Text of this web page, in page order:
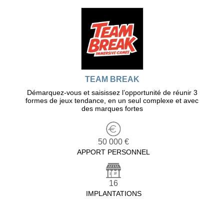
TEAM BREAK
Démarquez-vous et saisissez l’opportunité de réunir 3
formes de jeux tendance, en un seul complexe et avec
des marques fortes
50 000 €
APPORT PERSONNEL
16
IMPLANTATIONS